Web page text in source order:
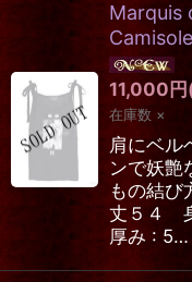
Marquis
Camisole
11,000円
在庫数 ×
肩にベル
ンで妖艶
もの結
丈５４
厚み : 5…